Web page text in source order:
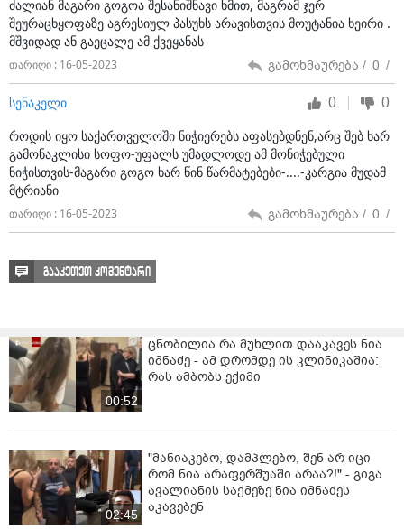
საერთოდ დუმილი იქნებოდა ჩემი რჩევა. ერთი უნდა
ითქვას, დათო ფორჩხიძეს ადამიანურად მოუკვდა
გული ჩემზე და ეს საცოდავი ესაო, დამიცვა.
მართლა ეს საცოდავები-მეთქი, ვფიქრობდი, რო
გავიგე რეები ტრიალებდა და მაინც ყველა ბოლომდე
სკამებზე ჯდომას, სიმღერას და ცეკვა-თამაშს. სულ
სხვისი ბრალია,იმიტომ რომ სულ თავის მოტყუებაა.
თავის მოტყუებაში დიდი სიმშვიდეა და პატარა
საჯდომი.ხოდა,ჩემო ლამაზო სამშობლო,ძაან
მიყვარხარ,მარა რავი.ა და ხო, დათო
“ბავშვი” ტყეში დარბის."
დაუნახავობა, უმადურობა და მადლიერების
შეგრძნების არ ქონა ყველაზე ცუდი თვისებაა რაც
ადამიანს შეიძლება ქონდეს. როდესაც ვწვებით ,
ძილის წინ , არ არსებობს ადამიანი ვისაც თავის
სინდისთან არ უწევს მარტო დარჩენა.
მანდ გადის ის ზღვარი სადაც ჩვენი მთავარი
ღირებულებები ჩნდება , სინდისთან ვერ ვიტყუებით.
სინდისი გვაქცევს ადამიანებად!როდესაც მორალს
კითხულობ , უნდა დაფიქრდე, შემთხვევით შენც ხომ
ძალიან მაგარი გოგოა შესანიშნავი ხმით, მაგრამ ჯერ
შეურაცხყოფაზე აგრესიულ პასუხს არავისთვის მოუტანია ხეირი .
მშვიდად ან გაეცალე ამ ქვეყანას
თარიღი : 16-05-2023 გამოხმაურება / 0 /
სენაკელი 0 0
როდის იყო საქართველოში ნიჭიერებს აფასებდნენ,არც შებ ხარ
გამონაკლისი სოფო-უფალს უმადლოდე ამ მონიჭებული
ნიჭისთვის-მაგარი გოგო ხარ წინ წარმატებები-....-კარგია მუდამ
მტრიანი
თარიღი : 16-05-2023 გამოხმაურება / 0 /
გააკეთეთ კომენტარი
00:52
ცნობილია რა მუხლით დააკავეს ნია
იმნაძე - ამ დრომდე ის კლინიკაშია:
რას ამბობს ექიმი
02:45
"მანიაკებო, დამპლებო, შენ არ იცი
რომ ნია არაფერშუაში არაა?!" - გიგა
ავალიანის საქმეზე ნია იმნაძეს
აკავებენ